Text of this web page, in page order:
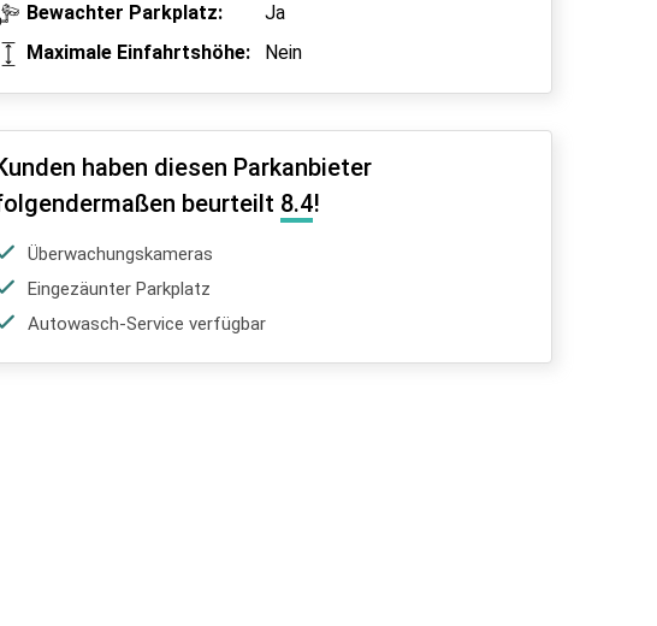
Bewachter Parkplatz:
Ja
Maximale Einfahrtshöhe:
Nein
haben diesen Parkanbieter
beurteilt 8.4!
Überwachungskameras
Eingezäunter Parkplatz
Autowasch-Service verfügbar